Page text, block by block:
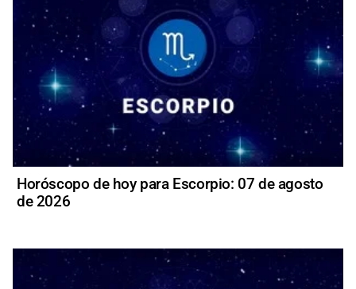
Horóscopo de hoy para Escorpio: 07 de agosto
de 2026